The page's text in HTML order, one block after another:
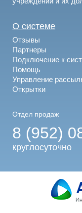
О системе
Отзывы
Партнеры
Подключение к
Помощь
Управление
Открытки
Отдел продаж
8 (952)
круглосуточно